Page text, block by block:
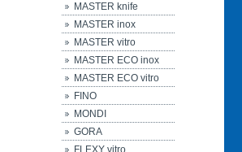
MASTER knife
MASTER inox
MASTER vitro
MASTER ECO inox
MASTER ECO vitro
FINO
MONDI
GORA
FLEXY vitro